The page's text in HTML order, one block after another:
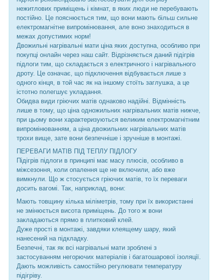
нежитлових приміщень і кімнат, в яких люди не перебувають
постійно. Це пояснюється тим, що вони мають більш сильне
електромагнітне випромінювання, але воно знаходиться в
межах допустимих норм!
Двожильні нагрівальні мати ціна яких доступна, особливо при
покупці онлайн через наш сайт. Відрізняється даний підігрів
підлоги тим, що складається з електричного і нагрівального
дроту. Це означає, що підключення відбувається лише з
одного кінця, в той час як на іншому стоїть заглушка, а це
істотно полегшує укладання.
Обидва види гріючих матів однаково надійні. Відмінність
лише в тому, що ціна одножильних нагрівальних матів нижче,
при цьому вони характеризуються великим електромагнітним
випромінюванням, а ціна двожильних нагрівальних матів
трохи вище, зате вони безпечніше і зручніше в монтажі.
ПЕРЕВАГИ МАТІВ ПІД ТЕПЛУ ПІДЛОГУ
Підігрів підлоги в принципі має масу плюсів, особливо в
міжсезоння, коли опалення ще не включили, або вже
вимкнули. Що ж стосується гріючих матів, то їх переваги
досить вагомі. Так, наприклад, вони:
Мають товщину кілька міліметрів, тому при їх використанні
не змінюється висота приміщень. До того ж вони
закладаються прямо в плитковий клей.
Дуже прості в монтажі, завдяки клеящему шару, який
нанесений на підкладку.
Безпечні, так як всі нагрівальні мати зроблені з
застосуванням негорючих матеріалів і багатошарової ізоляції.
Дають можливість самостійно регулювати температуру
підігріву.